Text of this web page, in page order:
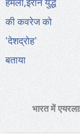
भारत में